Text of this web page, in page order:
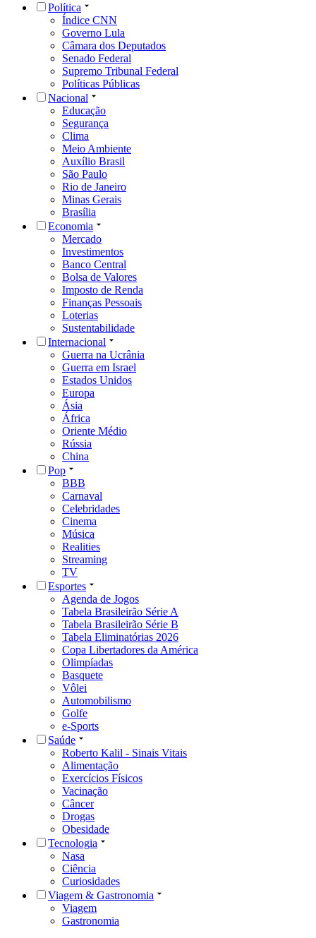
Política
Índice CNN
Governo Lula
Câmara dos Deputados
Senado Federal
Supremo Tribunal Federal
Políticas Públicas
Nacional
Educação
Segurança
Clima
Meio Ambiente
Auxílio Brasil
São Paulo
Rio de Janeiro
Minas Gerais
Brasília
Economia
Mercado
Investimentos
Banco Central
Bolsa de Valores
Imposto de Renda
Finanças Pessoais
Loterias
Sustentabilidade
Internacional
Guerra na Ucrânia
Guerra em Israel
Estados Unidos
Europa
Ásia
África
Oriente Médio
Rússia
China
Pop
BBB
Carnaval
Celebridades
Cinema
Música
Realities
Streaming
TV
Esportes
Agenda de Jogos
Tabela Brasileirão Série A
Tabela Brasileirão Série B
Tabela Eliminatórias 2026
Copa Libertadores da América
Olimpíadas
Basquete
Vôlei
Automobilismo
Golfe
e-Sports
Saúde
Roberto Kalil - Sinais Vitais
Alimentação
Exercícios Físicos
Vacinação
Câncer
Drogas
Obesidade
Tecnologia
Nasa
Ciência
Curiosidades
Viagem & Gastronomia
Viagem
Gastronomia